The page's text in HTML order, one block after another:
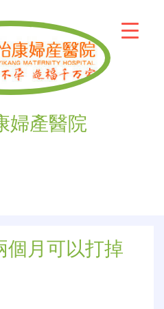
婦產醫院
個月可以打掉